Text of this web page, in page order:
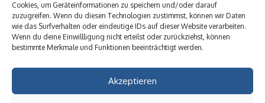
Cookies, um Geräteinformationen zu speichern und/oder darauf
zuzugreifen. Wenn du diesen Technologien zustimmst, können wir Daten
wie das Surfverhalten oder eindeutige IDs auf dieser Website verarbeiten.
Wenn du deine Einwillligung nicht erteilst oder zurückziehst, können
bestimmte Merkmale und Funktionen beeinträchtigt werden.
Akzeptieren
Hilton Worldwide: Eine Ikone der globalen
Hotellerie im Wandel der Zeit